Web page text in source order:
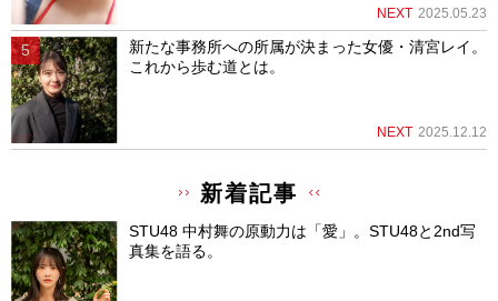
NEXT 2025.05.23
新たな事務所への所属が決まった女優・清宮レイ。
これから歩む道とは。
NEXT 2025.12.12
新着記事
STU48 中村舞の原動力は「愛」。STU48と2nd写
真集を語る。